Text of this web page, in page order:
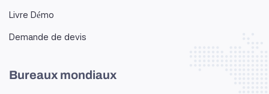
Livre Démo
Demande de devis
Bureaux mondiaux